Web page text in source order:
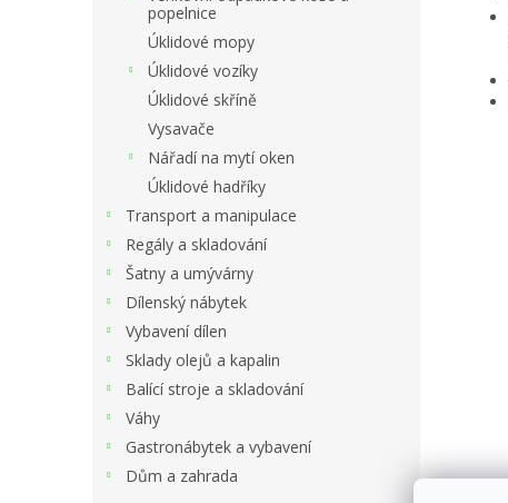
popelnice
Úklidové mopy
Úklidové vozíky
Úklidové skříně
Vysavače
Nářadí na mytí oken
Úklidové hadříky
Transport a manipulace
Regály a skladování
Šatny a umývárny
Dílenský nábytek
Vybavení dílen
Sklady olejů a kapalin
Balící stroje a skladování
Váhy
Gastronábytek a vybavení
Dům a zahrada